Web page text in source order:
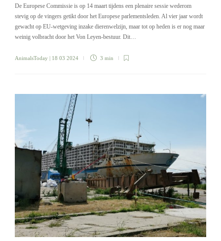
De Europese Commissie is op 14 maart tijdens een plenaire sessie wederom
stevig op de vingers getikt door het Europese parlementsleden. Al vier jaar wordt
gewacht op EU-wetgeving inzake dierenwelzijn, maar tot op heden is er nog maar
weinig volbracht door het Von Leyen-bestuur. Dit…
AnimalsToday | 18 03 2024 3 min